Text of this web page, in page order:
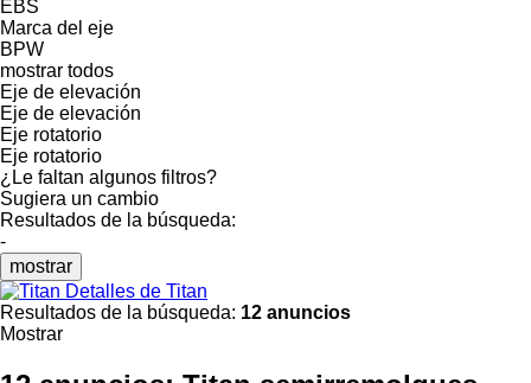
EBS
Marca del eje
BPW
mostrar todos
Eje de elevación
Eje de elevación
Eje rotatorio
Eje rotatorio
¿Le faltan algunos filtros?
Sugiera un cambio
Resultados de la búsqueda:
-
mostrar
Detalles de Titan
Resultados de la búsqueda: 12 anuncios
Mostrar